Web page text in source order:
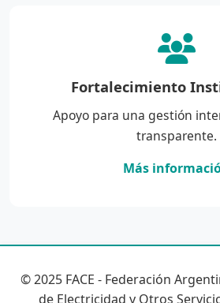
Fortalecimiento
Apoyo para una gestión
transparente.
Más
© 2025 FACE - Federación
de Electricidad y Otros